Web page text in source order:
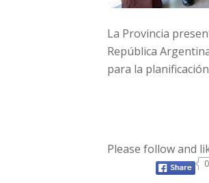
La Provincia
República
para la
Please follow and
0